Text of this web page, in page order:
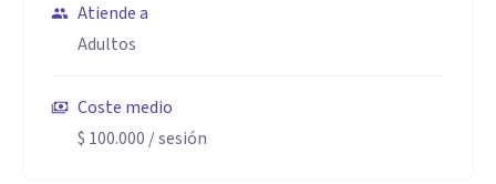
Atiende a
Adultos
Coste medio
$ 100.000 / sesión